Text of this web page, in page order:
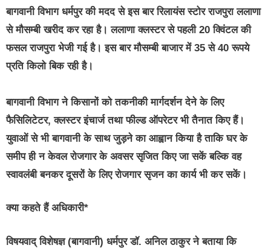
बागवानी विभाग धर्मपुर की मदद से इस बार रिलायंस स्टोर राजपुरा ललाणा
से मौसम्बी खरीद कर रहा है। ललाणा क्लस्टर से पहली 20 क्विंटल की
फसल राजपुरा भेजी गई है। इस बार मौसम्बी बाजार में 35 से 40 रूपये
प्रति किलो बिक रही है।
बागवानी विभाग ने किसानों को तकनीकी मार्गदर्शन देने के लिए
फैसिलिटेटर, क्लस्टर इंचार्ज तथा फील्ड ऑपरेटर भी तैनात किए हैं।
युवाओं से भी बागवानी के साथ जुड़ने का आह्वान किया है ताकि घर के
समीप ही न केवल रोजगार के अवसर सृजित किए जा सकें बल्कि वह
स्वावलंबी बनकर दूसरों के लिए रोजगार सृजन का कार्य भी कर सकें।
क्या कहते हैं अधिकारी*
विषयवाद् विशेषज्ञ (बागवानी) धर्मपुर डॉ. अनिल ठाकुर ने बताया कि